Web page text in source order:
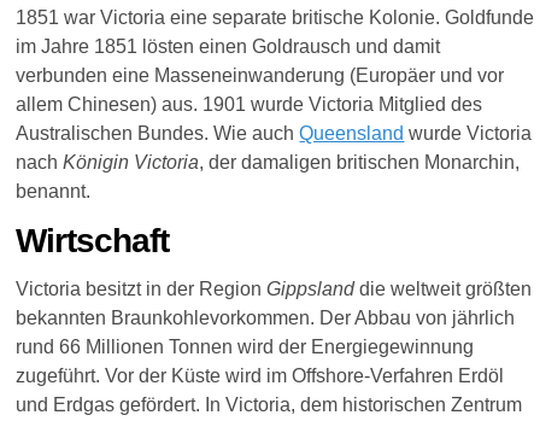
1851 war Victoriaeine separate britische Kolonie.Goldfunde
imJahre 1851 lösteneinenGoldrausch unddamit
verbundeneine Masseneinwanderung (Europäer undvor
allemChinesen)aus. 1901wurde Victoria Mitglied des
Australischen Bundes.WieauchQueensland wurde Victoria
nachKönigin Victoria, derdamaligen britischen Monarchin,
benannt.
Wirtschaft
Victoria besitzt in der RegionGippslanddie weltweit größten
bekannten Braunkohlevorkommen. Der Abbau von jährlich
rund 66 Millionen Tonnen wird der Energiegewinnung
zugeführt. Vor der Küste wird im Offshore-Verfahren Erdöl
und Erdgas gefördert. In Victoria, dem historischen Zentrum